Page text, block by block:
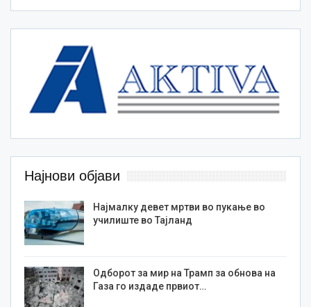
Најнови објави
Најмалку девет мртви во пукање во
училиште во Тајланд
Одборот за мир на Трамп за обнова на
Газа го издаде првиот…